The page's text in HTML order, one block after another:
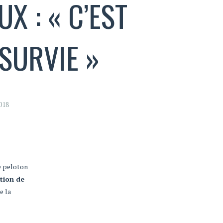
: « C’EST
»
peloton
de
la